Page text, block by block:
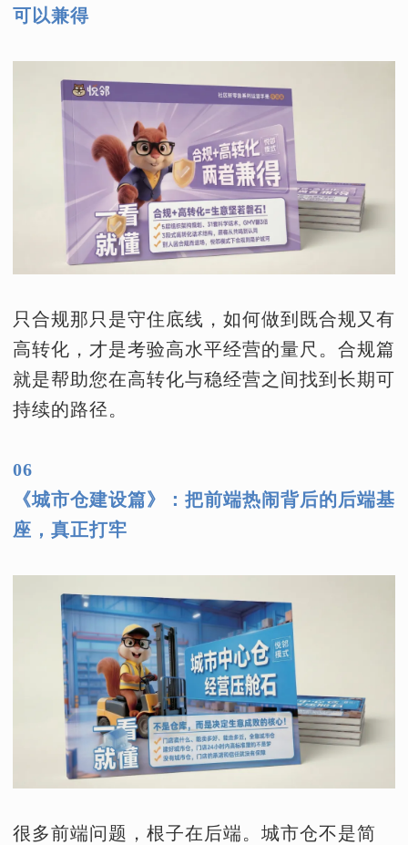
可以兼得
只合规那只是守住底线，如何做到既合规又有
高转化，才是考验高水平经营的量尺。合规篇
就是帮助您在高转化与稳经营之间找到长期可
持续的路径。
06
《城市仓建设篇》：把前端热闹背后的后端基
座，真正打牢
很多前端问题，根子在后端。城市仓不是简